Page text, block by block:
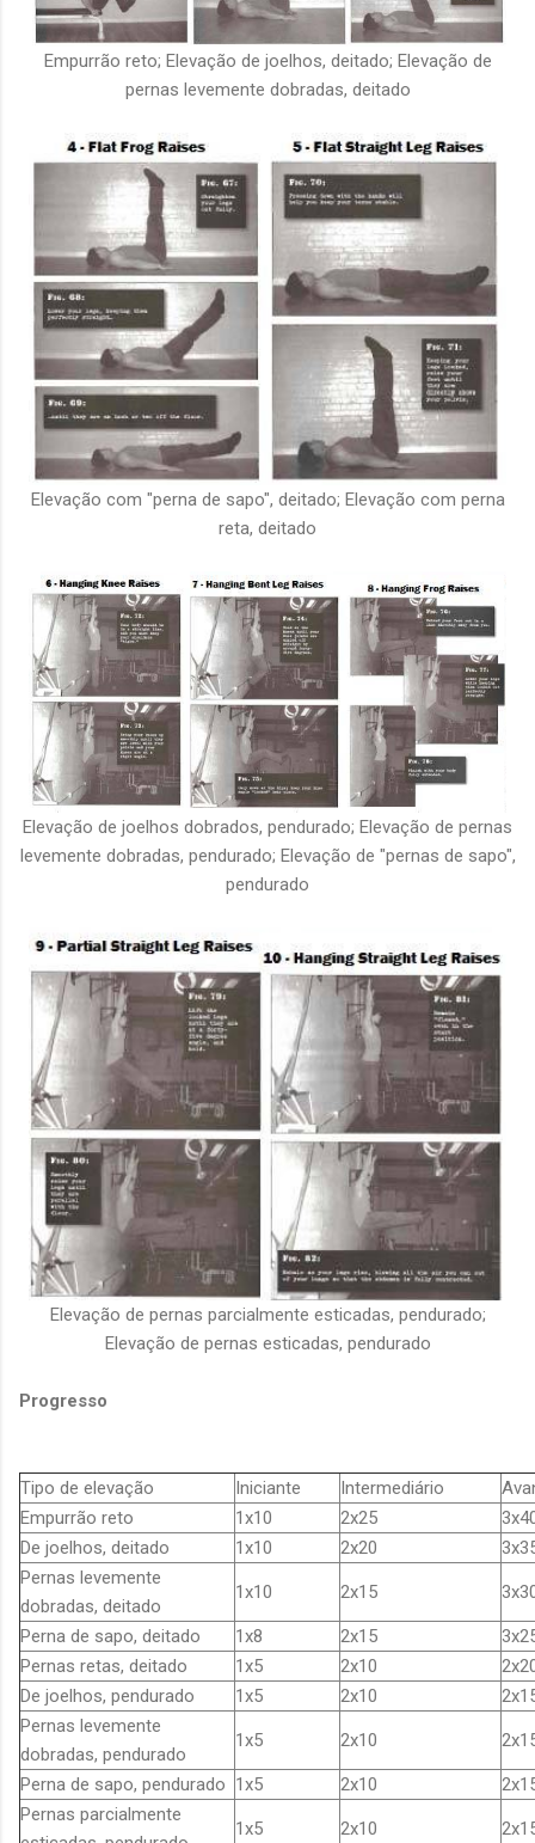
Empurrão reto; Elevação de joelhos, deitado; Elevação de
pernas levemente dobradas, deitado
Elevação com "perna de sapo", deitado; Elevação com perna
reta, deitado
Elevação de joelhos dobrados, pendurado; Elevação de pernas
levemente dobradas, pendurado; Elevação de "pernas de sapo",
pendurado
Elevação de pernas parcialmente esticadas, pendurado;
Elevação de pernas esticadas, pendurado
Progresso
Tipo de elevação Iniciante Intermediário
Empurrão reto
1x10 2x25
De joelhos, deitado
1x10 2x20
Pernas levemente
dobradas, deitado
1x10 2x15
Perna de sapo, deitado 1x8 2x15
Pernas retas, deitado
1x5 2x10
De joelhos, pendurado
1x5 2x10
Pernas levemente
dobradas, pendurado
1x5 2x10
Perna de sapo, pendurado 1x5 2x10
Pernas parcialmente
1x5 2x10